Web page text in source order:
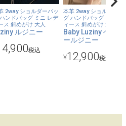
ッグなどお出掛けの必需品が収ま
開閉はマグネットボタン仕様なの
に行うことができます。
2way ショルダーバッ
ンドバッグ ミニ レデ
ス 斜めがけ 大人
ルジニー
税込
本革 2way ショルダーバ
グ ハンドバッグ ミニ レ
ィース 斜めがけ 大人
Baby Luziny ベイビ
ールジニー
¥12,900税込